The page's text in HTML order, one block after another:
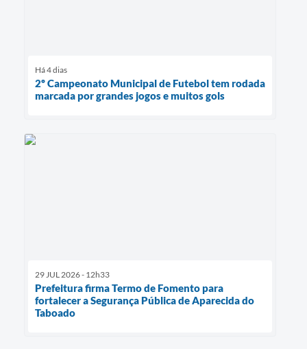
Há 4 dias
2º Campeonato Municipal de Futebol tem rodada
marcada por grandes jogos e muitos gols
29 JUL 2026 - 12h33
Prefeitura firma Termo de Fomento para
fortalecer a Segurança Pública de Aparecida do
Taboado